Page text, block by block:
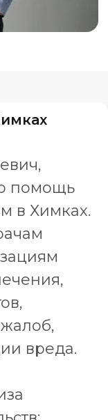
помощь
в Химках.
вреда.